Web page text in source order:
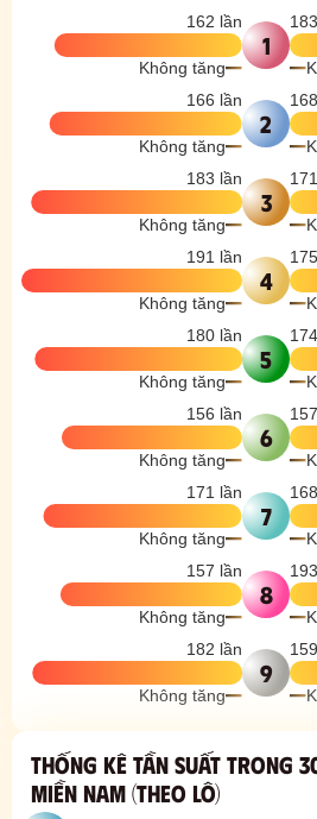
162 lần
Không tăng
1
166 lần
Không tăng
2
183 lần
Không tăng
3
191 lần
Không tăng
4
180 lần
Không tăng
5
156 lần
Không tăng
6
171 lần
Không tăng
7
157 lần
Không tăng
8
182 lần
Không tăng
9
Thống kê tần suất trong
Miền Nam (theo lô)